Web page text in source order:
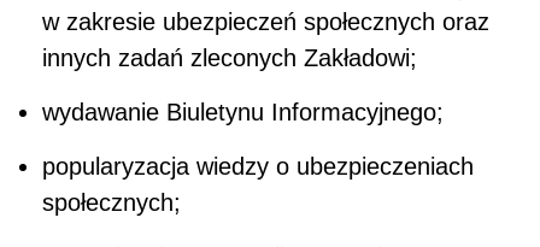
w zakresie ubezpieczeń społecznych oraz
innych zadań zleconych Zakładowi;
wydawanie Biuletynu Informacyjnego;
popularyzacja wiedzy o ubezpieczeniach
społecznych;